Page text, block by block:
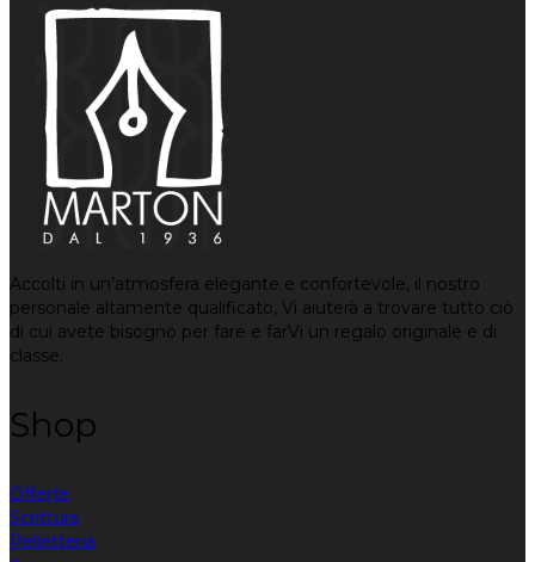
Accolti in un’atmosfera elegante e confortevole, il nostro
personale altamente qualificato, Vi aiuterà a trovare tutto ciò
di cui avete bisogno per fare e farVi un regalo originale e di
classe.
Shop
Offerte
Scrittura
Pelletteria